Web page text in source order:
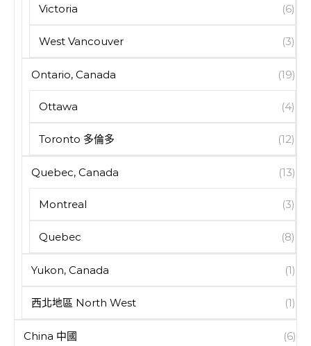
Victoria (6)
West Vancouver (3)
Ontario, Canada (19)
Ottawa (4)
Toronto 多倫多 (12)
Quebec, Canada (13)
Montreal (3)
Quebec (8)
Yukon, Canada (1)
西北地區 North West (1)
China 中國 (6)